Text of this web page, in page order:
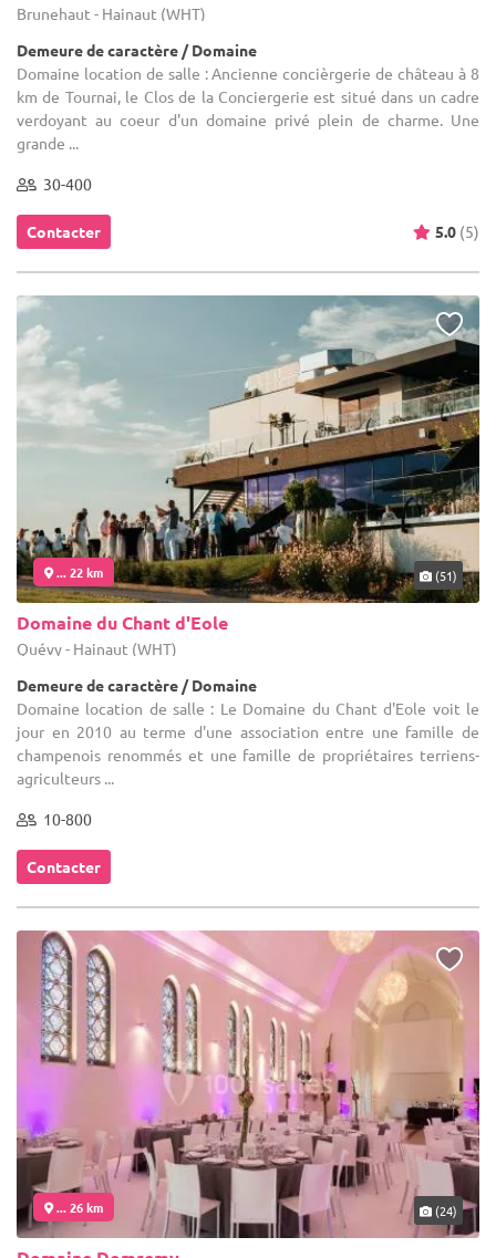
Brunehaut - Hainaut (WHT)
Demeure de caractère / Domaine
Domaine location de salle : Ancienne concièrgerie de château à 8
km de Tournai, le Clos de la Conciergerie est situé dans un cadre
verdoyant au coeur d'un domaine privé plein de charme. Une
grande ...
30-400
Contacter 5.0 (5)
... 22 km (51)
Domaine du Chant d'Eole
Quévy - Hainaut (WHT)
Demeure de caractère / Domaine
Domaine location de salle : Le Domaine du Chant d'Eole voit le
jour en 2010 au terme d'une association entre une famille de
champenois renommés et une famille de propriétaires terriens-
agriculteurs ...
10-800
Contacter
... 26 km (24)